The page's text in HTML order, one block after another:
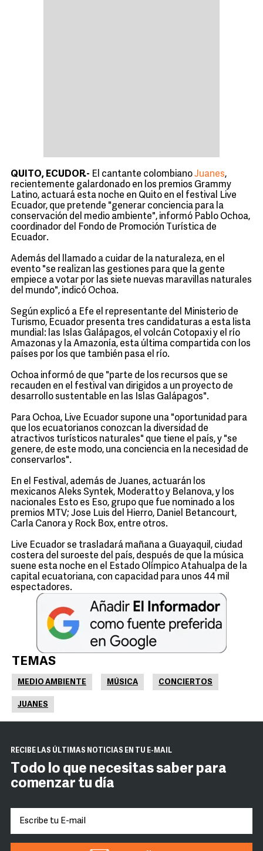
QUITO, ECUDOR.- El cantante colombianoJuanes,
recientemente galardonado en los premios Grammy
Latino, actuará esta noche en Quito en el festival Live
Ecuador, que pretende "generar conciencia para la
conservación del medio ambiente", informó Pablo Ochoa,
coordinador del Fondo de Promoción Turística de
Ecuador.
Además del llamado a cuidar de la naturaleza, en el
evento "se realizan las gestiones para que la gente
empiece a votar por las siete nuevas maravillas naturales
del mundo", indicó Ochoa.
Según explicó a Efe el representante del Ministerio de
Turismo, Ecuador presenta tres candidaturas a esta lista
mundial: las Islas Galápagos, el volcán Cotopaxi y el río
Amazonas y la Amazonía, esta última compartida con los
países por los que también pasa el río.
Ochoa informó de que "parte de los recursos que se
recauden en el festival van dirigidos a un proyecto de
desarrollo sustentable en las Islas Galápagos".
Para Ochoa, Live Ecuador supone una "oportunidad para
que los ecuatorianos conozcan la diversidad de
atractivos turísticos naturales" que tiene el país, y "se
genere, de este modo, una conciencia en la necesidad de
conservarlos".
En el Festival, además de Juanes, actuarán los
mexicanos Aleks Syntek, Moderatto y Belanova, y los
nacionales Esto es Eso, grupo que fue nominado a los
premios MTV; Jose Luis del Hierro, Daniel Betancourt,
Carla Canora y Rock Box, entre otros.
Live Ecuador se trasladará mañana a Guayaquil, ciudad
costera del suroeste del país, después de que la música
suene esta noche en el Estado Olímpico Atahualpa de la
capital ecuatoriana, con capacidad para unos 44 mil
espectadores.
TEMAS
MEDIO AMBIENTE MÚSICA CONCIERTOS
JUANES
RECIBE LAS ÚLTIMAS NOTICIAS EN TU E-MAIL
Todo lo que necesitas saber para
comenzar tu día